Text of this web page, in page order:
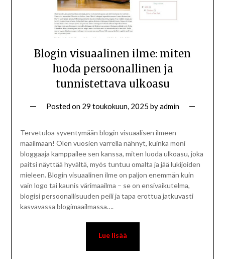
Blogin visuaalinen ilme: miten
luoda persoonallinen ja
tunnistettava ulkoasu
Posted on 29 toukokuun, 2025 byadmin
Tervetuloa syventymään blogin visuaalisen ilmeen
maailmaan! Olen vuosien varrella nähnyt, kuinka moni
bloggaaja kamppailee sen kanssa, miten luoda ulkoasu, joka
paitsi näyttää hyvältä, myös tuntuu omalta ja jää lukijoiden
mieleen. Blogin visuaalinen ilme on paljon enemmän kuin
vain logo tai kaunis värimaailma – se on ensivaikutelma,
blogisi persoonallisuuden peili ja tapa erottua jatkuvasti
kasvavassa blogimaailmassa….